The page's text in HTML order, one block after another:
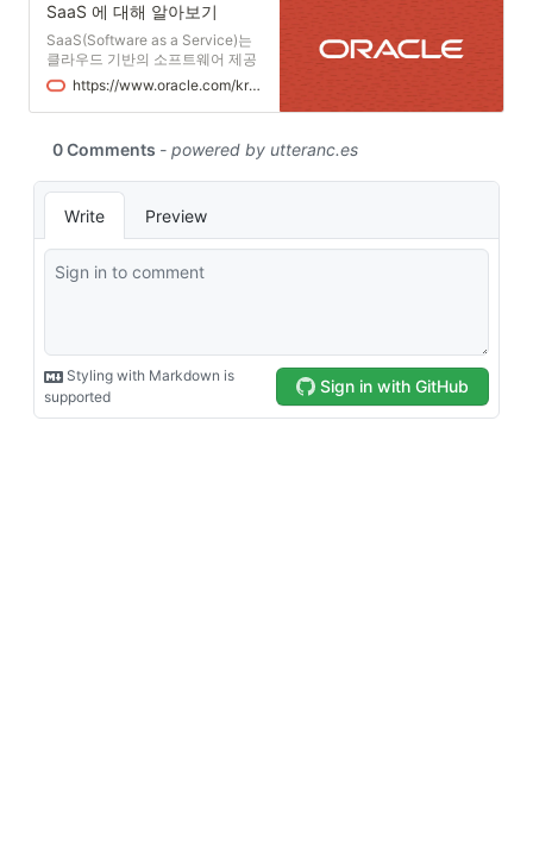
스이며, 마이크로서비스는 클라우
드 환경에서 가장 진화된 애플리케
이션 형태다.
SaaS 에 대해 알아보기
SaaS(Software as a Service)는
클라우드 기반의 소프트웨어 제공
모델로, 클라우드 제공업체가 클라
우드 애플리케이션 소프트웨어를
개발 및 유지 관리하고, 자동 소프
넷을 통해 Pay-as-you-Go 방식
합니다. 퍼블릭 클라우드 제공업체
는 미들웨어, 애플리케이션 소프트
어 및 전통적인 소프트웨어를 관리
합니다.
https://www.oracle.com/kr/applications/what-is-saas/